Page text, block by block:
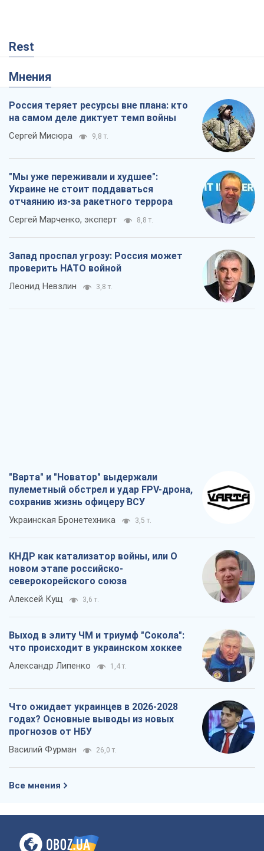
Rest
Мнения
Россия теряет ресурсы вне плана: кто
на самом деле диктует темп войны
Сергей Мисюра 9,8 т.
"Мы уже переживали и худшее":
Украине не стоит поддаваться
отчаянию из-за ракетного террора
Сергей Марченко, эксперт 8,8 т.
Запад проспал угрозу: Россия может
проверить НАТО войной
Леонид Невзлин 3,8 т.
"Варта" и "Новатор" выдержали
пулеметный обстрел и удар FPV-дрона,
сохранив жизнь офицеру ВСУ
Украинская Бронетехника 3,5 т.
КНДР как катализатор войны, или О
новом этапе российско-
северокорейского союза
Алексей Кущ 3,6 т.
Выход в элиту ЧМ и триумф "Сокола":
что происходит в украинском хоккее
Александр Липенко 1,4 т.
Что ожидает украинцев в 2026-2028
годах? Основные выводы из новых
прогнозов от НБУ
Василий Фурман 26,0 т.
Все мнения